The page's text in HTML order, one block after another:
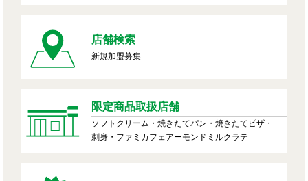
店舗検索
新規加盟募集
限定商品取扱店舗
ソフトクリーム・焼きたてパン・焼きたてピザ・
刺身・ファミカフェアーモンドミルクラテ